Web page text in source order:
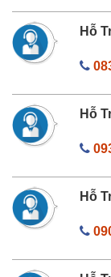
Hỗ
Hỗ
Hỗ